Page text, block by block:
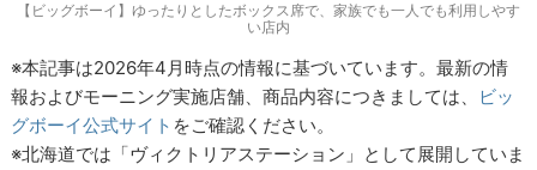
【ビッグボーイ】ゆったりとしたボックス席で、家族でも一人でも利用しやす
い店内
※本記事は2026年4月時点の情報に基づいています。最新の情
報およびモーニング実施店舗、商品内容につきましては、
ビッ
グボーイ公式サイト をご確認ください。
※北海道では「ヴィクトリアステーション」として展開していま